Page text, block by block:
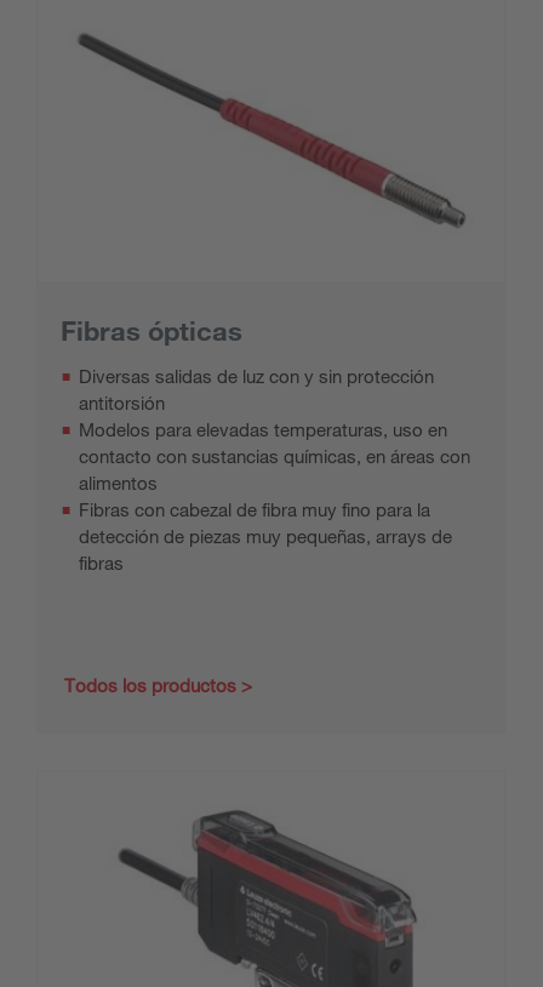
Fibras ópticas
Diversas salidas de luz con y sin protección
antitorsión
Modelos para elevadas temperaturas, uso en
contacto con sustancias químicas, en áreas con
alimentos
Fibras con cabezal de fibra muy fino para la
detección de piezas muy pequeñas, arrays de
fibras
Todos los productos